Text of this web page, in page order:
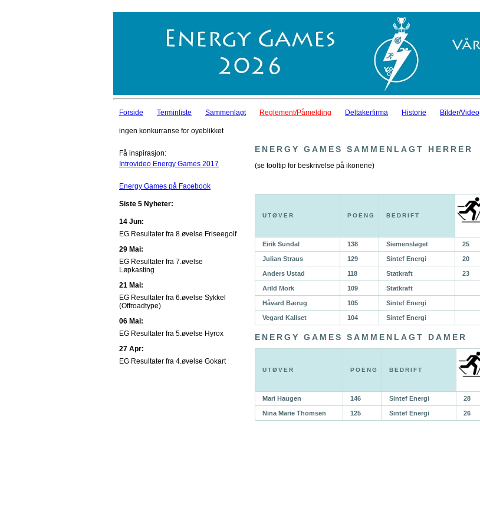
Forside Terminliste Sammenlagt Reglement/Påmelding Deltakerfirma Historie Bilder/Video
ingen konkurranse for oyeblikket
Få inspirasjon:
Introvideo Energy Games 2017
Energy Games på Facebook
Siste 5 Nyheter:
14 Jun:
EG Resultater fra 8.øvelse Friseegolf
29 Mai:
EG Resultater fra 7.øvelse
Løpkasting
21 Mai:
EG Resultater fra 6.øvelse Sykkel
(Offroadtype)
06 Mai:
EG Resultater fra 5.øvelse Hyrox
27 Apr:
EG Resultater fra 4.øvelse Gokart
ENERGY GAMES SAMMENLAGT HERRER
(se tooltip for beskrivelse på ikonene)
UTØVER POENG BEDRIFT
Eirik Sundal 138 Siemenslaget 25
Julian Straus 129 Sintef Energi 20
Anders Ustad 118 Statkraft 23
Arild Mork 109 Statkraft
Håvard Bærug 105 Sintef Energi
Vegard Kallset 104 Sintef Energi
ENERGY GAMES SAMMENLAGT DAMER
UTØVER POENG BEDRIFT
Mari Haugen 146 Sintef Energi 28
Nina Marie Thomsen 125 Sintef Energi 26